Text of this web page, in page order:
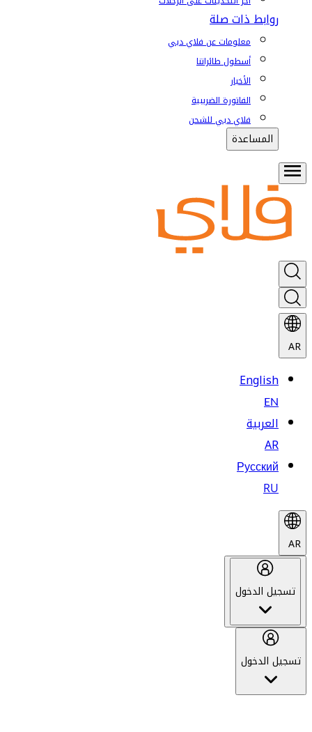
روابط ذات صلة
معلومات عن فلاي دبي
أسطول طائراتنا
الأخبار
الفاتورة الضريبية
فلاي دبي للشحن
المساعدة
AR
English
EN
العربية
AR
Русский
RU
AR
تسجيل الدخول
تسجيل الدخول